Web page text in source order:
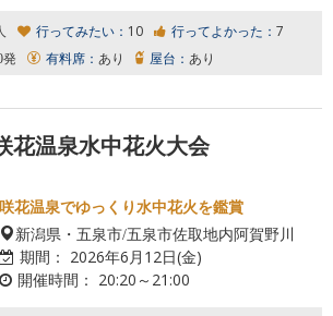
行ってみたい： 10 行ってよかった： 7
発 有料席： あり 屋台： あり
花温泉水中花火大会
咲花温泉でゆっくり水中花火を鑑賞
新潟県・五泉市/五泉市佐取地内阿賀野川
期間： 2026年6月12日(金)
開催時間： 20:20～21:00